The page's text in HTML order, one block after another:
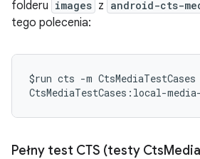
folderu images z android-cts-
tego polecenia:
$run cts -m
CtsMediaTestCases:local-
Pełny test CTS (testy CtsMedia